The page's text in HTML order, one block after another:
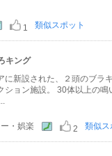
1 類似スポット
キング
に新設された、２頭のブラ
ション施設。 30体以上の鳴
・娯楽 2 類似ス